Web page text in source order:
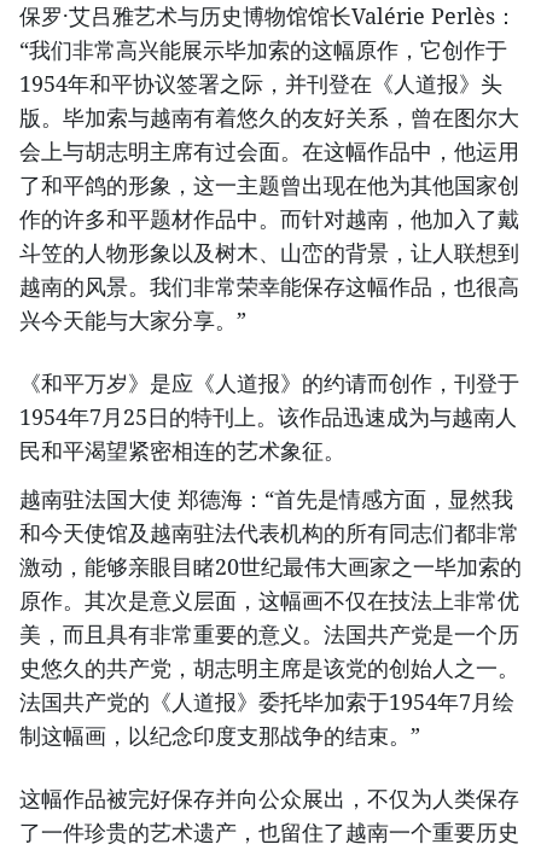
保罗·艾吕雅艺术与历史博物馆馆长Valérie Perlès：
“我们非常高兴能展示毕加索的这幅原作，它创作于
1954年和平协议签署之际，并刊登在《人道报》头
版。毕加索与越南有着悠久的友好关系，曾在图尔大
会上与胡志明主席有过会面。在这幅作品中，他运用
了和平鸽的形象，这一主题曾出现在他为其他国家创
作的许多和平题材作品中。而针对越南，他加入了戴
斗笠的人物形象以及树木、山峦的背景，让人联想到
越南的风景。我们非常荣幸能保存这幅作品，也很高
兴今天能与大家分享。”
《和平万岁》是应《人道报》的约请而创作，刊登于
1954年7月25日的特刊上。该作品迅速成为与越南人
民和平渴望紧密相连的艺术象征。
越南驻法国大使 郑德海：“首先是情感方面，显然我
和今天使馆及越南驻法代表机构的所有同志们都非常
激动，能够亲眼目睹20世纪最伟大画家之一毕加索的
原作。其次是意义层面，这幅画不仅在技法上非常优
美，而且具有非常重要的意义。法国共产党是一个历
史悠久的共产党，胡志明主席是该党的创始人之一。
法国共产党的《人道报》委托毕加索于1954年7月绘
制这幅画，以纪念印度支那战争的结束。”
这幅作品被完好保存并向公众展出，不仅为人类保存
了一件珍贵的艺术遗产，也留住了越南一个重要历史